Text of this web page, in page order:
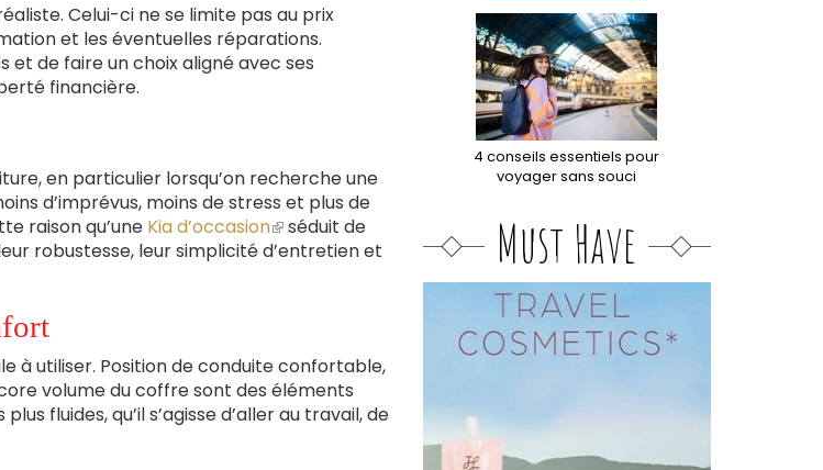
Celui-ci ne se limite pas au prix
et les éventuelles réparations.
et de faire un choix aligné avec ses
financière.
en particulier lorsqu’on recherche une
d’imprévus, moins de stress et plus de
raison qu’une Kia d’occasion(le
lien
séduit de
robustesse, leur simplicité d’entretien et
à utiliser. Position de conduite confortable,
volume du coffre sont des éléments
fluides, qu’il s’agisse d’aller au travail, de
4 conseils essentiels pour
voyager sans souci
Must Have